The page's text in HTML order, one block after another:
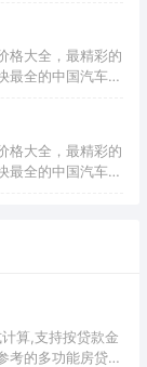
格大全，最精彩的
最全的中国汽车网
格大全，最精彩的
最全的中国汽车网
算,支持按贷款金
考的多功能房贷计